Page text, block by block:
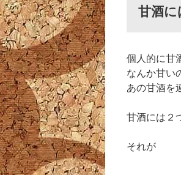
甘酒に
個人的に甘
なんか甘い
あの甘酒を
甘酒には２
それが